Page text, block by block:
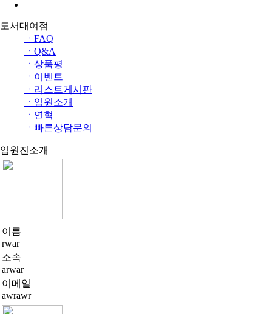
도서대여점
ㆍ FAQ
ㆍ Q&A
ㆍ 상품평
ㆍ 이벤트
ㆍ 리스트게시판
ㆍ 임원소개
ㆍ 연혁
ㆍ 빠른상담문의
임원진소개
이름
rwar
소속
arwar
이메일
awrawr